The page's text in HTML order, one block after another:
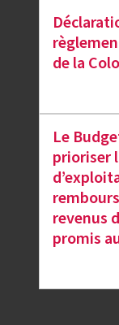
de la
Le
prioriser
revenus
promis